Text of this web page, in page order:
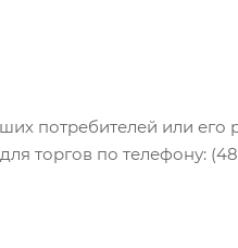
потребителей или его
торгов по телефону: